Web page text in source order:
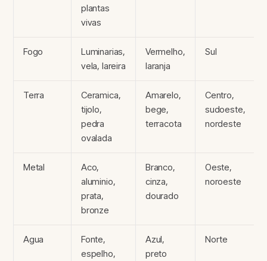
plantas
vivas
Fogo
Luminarias,
vela, lareira
Vermelho,
laranja
Sul
Terra
Ceramica,
tijolo,
pedra
ovalada
Amarelo,
bege,
terracota
Centro,
sudoeste,
nordeste
Metal
Aco,
aluminio,
prata,
bronze
Branco,
cinza,
dourado
Oeste,
noroeste
Agua
Fonte,
espelho,
Azul,
preto
Norte